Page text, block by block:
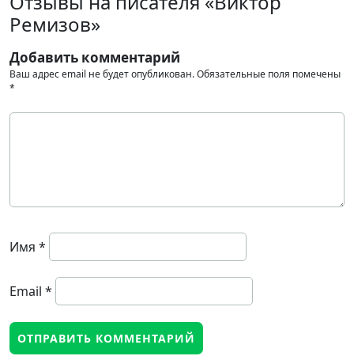
Ремизов»
Добавить комментарий
Ваш адрес email не будет опубликован.Обязательные поля помечены
*
Имя *
Email *